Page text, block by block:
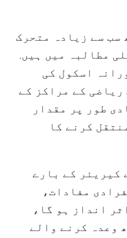
سب سے زیادہ متحرک
مطالبہ میں ہیں.
اسکول کی
کے مراکز کے
طور پر مقدار
کرنے کا
کیریئر کے بارے
مفادات،
انداز ہو گا،
وعدہ کرنے والے